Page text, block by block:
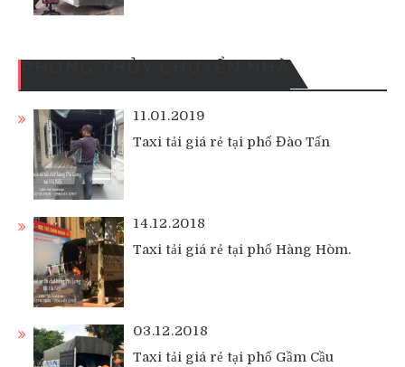
11.01.2019
Taxi tải giá rẻ tại phố Đào Tấn
14.12.2018
Taxi tải giá rẻ tại phố Hàng Hòm.
03.12.2018
Taxi tải giá rẻ tại phố Gầm Cầu